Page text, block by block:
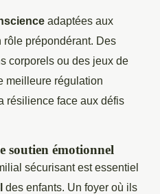
adaptées aux
prépondérant. Des
corporels ou des jeux de
meilleure régulation
résilience face aux défis
soutien émotionnel
sécurisant est essentiel
des enfants. Un foyer où ils